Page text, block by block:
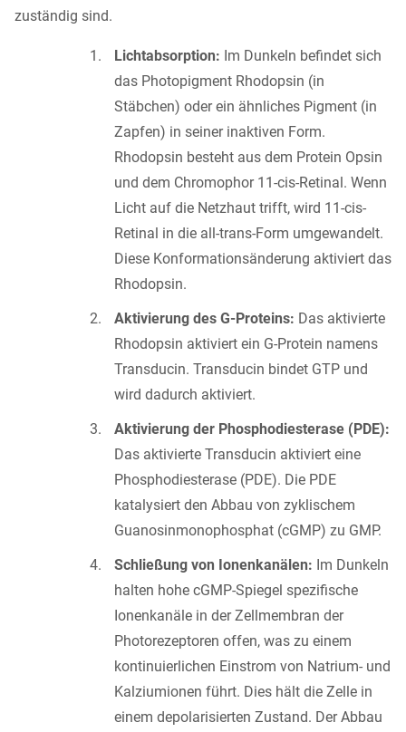
zuständig sind.
Lichtabsorption: Im Dunkeln befindet sich
das Photopigment Rhodopsin (in
Stäbchen) oder ein ähnliches Pigment (in
Zapfen) in seiner inaktiven Form.
Rhodopsin besteht aus dem Protein Opsin
und dem Chromophor 11-cis-Retinal. Wenn
Licht auf die Netzhaut trifft, wird 11-cis-
Retinal in die all-trans-Form umgewandelt.
Diese Konformationsänderung aktiviert das
Rhodopsin.
Aktivierung des G-Proteins: Das aktivierte
Rhodopsin aktiviert ein G-Protein namens
Transducin. Transducin bindet GTP und
wird dadurch aktiviert.
Aktivierung der Phosphodiesterase (PDE):
Das aktivierte Transducin aktiviert eine
Phosphodiesterase (PDE). Die PDE
katalysiert den Abbau von zyklischem
Guanosinmonophosphat (cGMP) zu GMP.
Schließung von Ionenkanälen: Im Dunkeln
halten hohe cGMP-Spiegel spezifische
Ionenkanäle in der Zellmembran der
Photorezeptoren offen, was zu einem
kontinuierlichen Einstrom von Natrium- und
Kalziumionen führt. Dies hält die Zelle in
einem depolarisierten Zustand. Der Abbau